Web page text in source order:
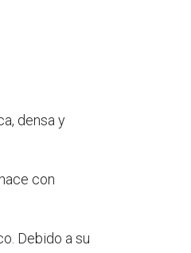
densa y
con
Debido a su